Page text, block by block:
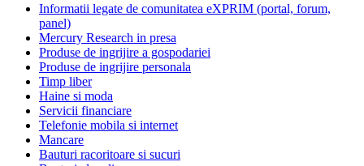
Informatii legate de comunitatea eXPRIM (portal, forum,
panel)
Mercury Research in presa
Produse de ingrijire a gospodariei
Produse de ingrijire personala
Timp liber
Haine si moda
Servicii financiare
Telefonie mobila si internet
Mancare
Bauturi racoritoare si sucuri